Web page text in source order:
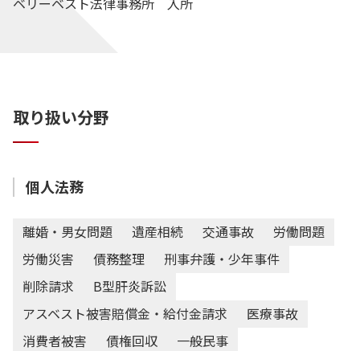
取り扱い分野
個人法務
離婚・男女問題 遺産相続 交通事故
労働問題
労働災害
債務整理
刑事弁護・少年事件
削除請求
B型肝炎訴訟
アスベスト被害賠償金・給付金請求
医療事故
消費者被害
債権回収 一般民事